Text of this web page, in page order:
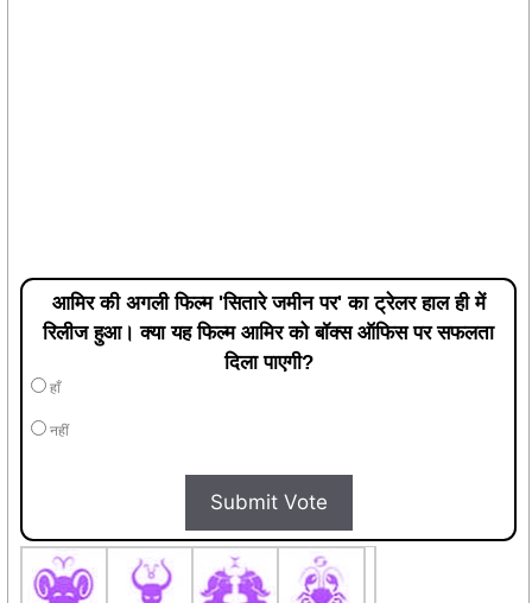
आमिर की अगली फिल्म 'सितारे जमीन पर' का ट्रेलर हाल ही में
रिलीज हुआ। क्या यह फिल्म आमिर को बॉक्स ऑफिस पर सफलता
दिला पाएगी?
हाँ
नहीं
Submit Vote